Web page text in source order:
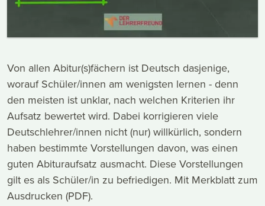
Von allen Abitur(s)fächern ist Deutsch dasjenige,
worauf Schüler/innen am wenigsten lernen - denn
den meisten ist unklar, nach welchen Kriterien ihr
Aufsatz bewertet wird. Dabei korrigieren viele
Deutschlehrer/innen nicht (nur) willkürlich, sondern
haben bestimmte Vorstellungen davon, was einen
guten Abituraufsatz ausmacht. Diese Vorstellungen
gilt es als Schüler/in zu befriedigen. Mit Merkblatt zum
Ausdrucken (PDF).